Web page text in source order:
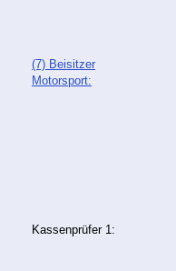
(7) Beisitzer
Motorsport:
Kassenprüfer 1: